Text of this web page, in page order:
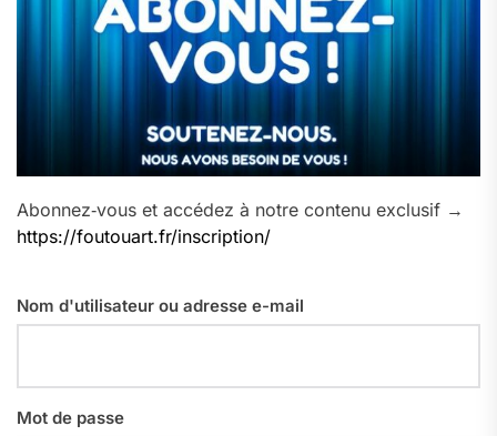
Abonnez‑vous et accédez à notre contenu exclusif →
https://foutouart.fr/inscription/
Nom d'utilisateur ou adresse e-mail
Mot de passe